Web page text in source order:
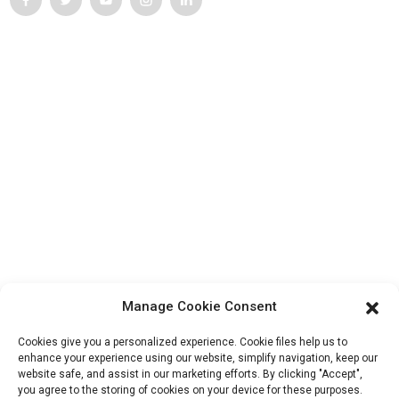
HuiZhou, 516157, Chine
fannie@hzdlpack.com
+86 13410678885
Manage Cookie Consent
Cookies give you a personalized experience. Cookie files help us to
enhance your experience using our website, simplify navigation, keep our
website safe, and assist in our marketing efforts. By clicking "Accept",
you agree to the storing of cookies on your device for these purposes.